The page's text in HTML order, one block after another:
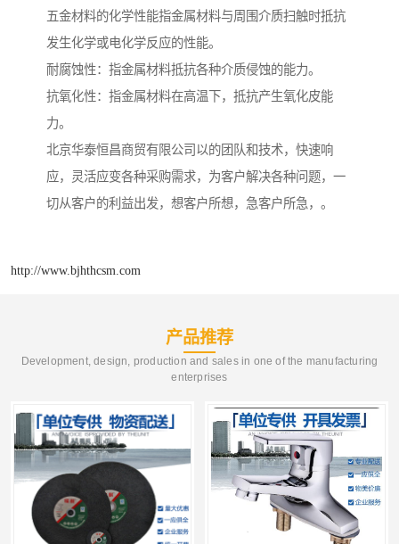
五金材料的化学性能指金属材料与周围介质扫触时抵抗
发生化学或电化学反应的性能。
耐腐蚀性：指金属材料抵抗各种介质侵蚀的能力。
抗氧化性：指金属材料在高温下，抵抗产生氧化皮能
力。
北京华泰恒昌商贸有限公司以的团队和技术，快速响
应，灵活应变各种采购需求，为客户解决各种问题，一
切从客户的利益出发，想客户所想，急客户所急，。
http://www.bjhthcsm.com
产品推荐
Development, design, production and sales in one of the manufacturing
enterprises